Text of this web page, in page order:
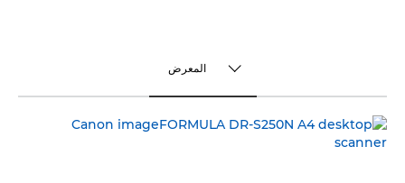
المعرض
المعرض